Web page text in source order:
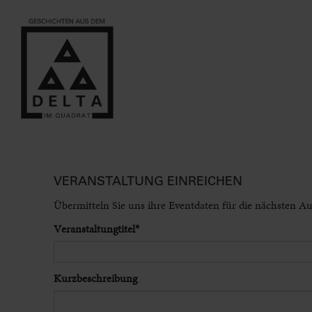
VERANSTALTUNG EINREICHEN
Übermitteln Sie uns ihre Eventdaten für die nächsten
Pflichtfeld
Veranstaltungtitel*
Kurzbeschreibung